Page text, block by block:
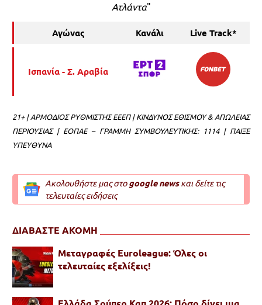
Ατλάντα"
Αγώνας Κανάλι Live Track*
Ισπανία - Σ. Αραβία
21+ | ΑΡΜΟΔΙΟΣ ΡΥΘΜΙΣΤΗΣ ΕΕΕΠ | ΚΙΝΔΥΝΟΣ ΕΘΙΣΜΟΥ & ΑΠΩΛΕΙΑΣ
ΠΕΡΙΟΥΣΙΑΣ | ΕΟΠΑΕ – ΓΡΑΜΜΗ ΣΥΜΒΟΥΛΕΥΤΙΚΗΣ: 1114 | ΠΑΙΞΕ
ΥΠΕΥΘΥΝΑ
Ακολουθήστε μας στοgoogle newsκαι δείτε τις
τελευταίες ειδήσεις
ΔΙΑΒΑΣΤΕ ΑΚΟΜΗ
Μεταγραφές Euroleague: Όλες οι
τελευταίες εξελίξεις!